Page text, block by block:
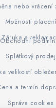
nebo vrácení
Možnosti placení
Záruka a
Obchodní
Splátkový prodej
velikostí
a termín
Správa cookies